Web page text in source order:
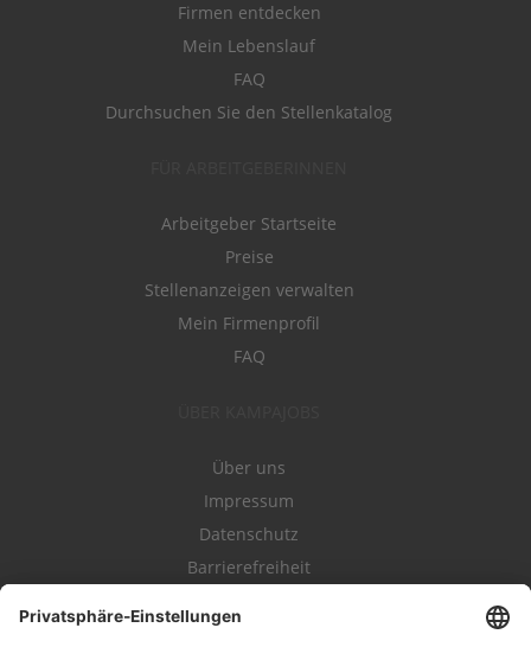
Firmen entdecken
Mein Lebenslauf
FAQ
Durchsuchen Sie den Stellenkatalog
Arbeitgeber Startseite
Preise
Stellenanzeigen verwalten
Mein Firmenprofil
FAQ
Über uns
Impressum
Datenschutz
Barrierefreiheit